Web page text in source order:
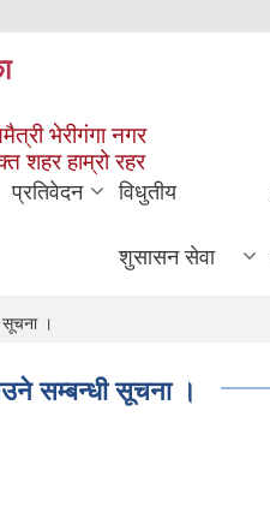
भेरीगंगा नगर
शहर हाम्रो रहर
प्रतिवेदन विधुतीय
शुसासन सेवा
सूचना ।
सम्बन्धी सूचना ।